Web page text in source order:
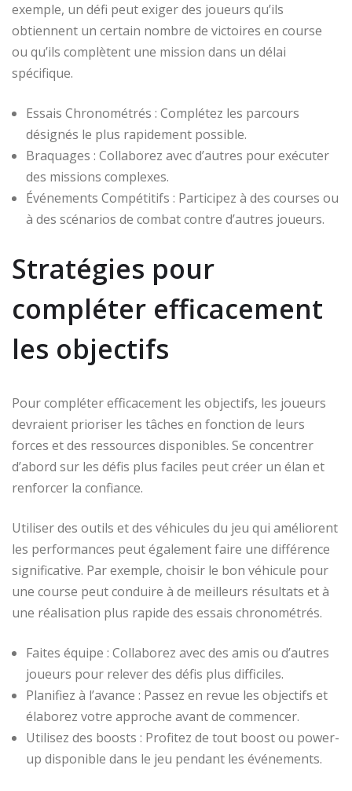
exemple, un défi peut exiger des joueurs qu’ils
obtiennent un certain nombre de victoires en course
ou qu’ils complètent une mission dans un délai
spécifique.
Essais Chronométrés : Complétez les parcours
désignés le plus rapidement possible.
Braquages : Collaborez avec d’autres pour exécuter
des missions complexes.
Événements Compétitifs : Participez à des courses ou
à des scénarios de combat contre d’autres joueurs.
Stratégies pour
compléter efficacement
les objectifs
Pour compléter efficacement les objectifs, les joueurs
devraient prioriser les tâches en fonction de leurs
forces et des ressources disponibles. Se concentrer
d’abord sur les défis plus faciles peut créer un élan et
renforcer la confiance.
Utiliser des outils et des véhicules du jeu qui améliorent
les performances peut également faire une différence
significative. Par exemple, choisir le bon véhicule pour
une course peut conduire à de meilleurs résultats et à
une réalisation plus rapide des essais chronométrés.
Faites équipe : Collaborez avec des amis ou d’autres
joueurs pour relever des défis plus difficiles.
Planifiez à l’avance : Passez en revue les objectifs et
élaborez votre approche avant de commencer.
Utilisez des boosts : Profitez de tout boost ou power-
up disponible dans le jeu pendant les événements.